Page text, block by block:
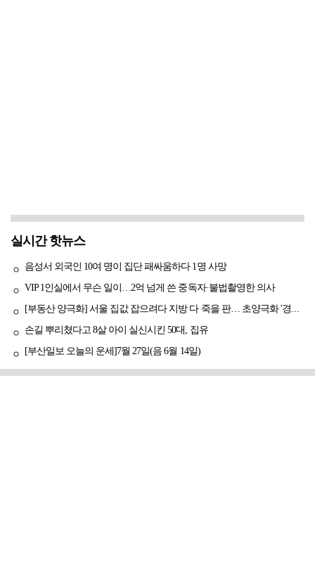
실시간 핫뉴스
음성서 외국인 10여 명이 집단 패싸움하다 1명 사망
VIP 1인실에서 무슨 일이…2억 넘게 쓴 중독자·불법촬영한 의사
[부동산 양극화] 서울 집값 잡으려다 지방 다 죽을 판… 초양극화 '경고등'
손길 뿌리쳤다고 8살 아이 실신시킨 50대, 집유
[부산일보 오늘의 운세]7월 27일(음 6월 14일)